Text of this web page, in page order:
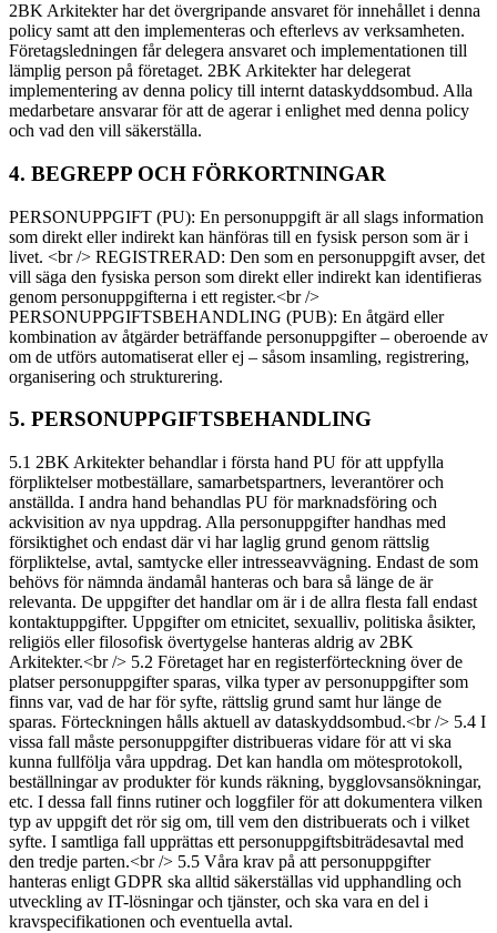
2BK Arkitekter har det övergripande ansvaret för innehållet i denna
policy samt att den implementeras och efterlevs av verksamheten.
Företagsledningen får delegera ansvaret och implementationen till
lämplig person på företaget. 2BK Arkitekter har delegerat
implementering av denna policy till internt dataskyddsombud. Alla
medarbetare ansvarar för att de agerar i enlighet med denna policy
och vad den vill säkerställa.
4. BEGREPP OCH FÖRKORTNINGAR
PERSONUPPGIFT (PU): En personuppgift är all slags information
som direkt eller indirekt kan hänföras till en fysisk person som är i
livet. <br /> REGISTRERAD: Den som en personuppgift avser, det
vill säga den fysiska person som direkt eller indirekt kan identifieras
genom personuppgifterna i ett register.<br />
PERSONUPPGIFTSBEHANDLING (PUB): En åtgärd eller
kombination av åtgärder beträffande personuppgifter – oberoende av
om de utförs automatiserat eller ej – såsom insamling, registrering,
organisering och strukturering.
5. PERSONUPPGIFTSBEHANDLING
5.1 2BK Arkitekter behandlar i första hand PU för att uppfylla
förpliktelser motbeställare, samarbetspartners, leverantörer och
anställda. I andra hand behandlas PU för marknadsföring och
ackvisition av nya uppdrag. Alla personuppgifter handhas med
försiktighet och endast där vi har laglig grund genom rättslig
förpliktelse, avtal, samtycke eller intresseavvägning. Endast de som
behövs för nämnda ändamål hanteras och bara så länge de är
relevanta. De uppgifter det handlar om är i de allra flesta fall endast
kontaktuppgifter. Uppgifter om etnicitet, sexualliv, politiska åsikter,
religiös eller filosofisk övertygelse hanteras aldrig av 2BK
Arkitekter.<br /> 5.2 Företaget har en registerförteckning över de
platser personuppgifter sparas, vilka typer av personuppgifter som
finns var, vad de har för syfte, rättslig grund samt hur länge de
sparas. Förteckningen hålls aktuell av dataskyddsombud.<br /> 5.4 I
vissa fall måste personuppgifter distribueras vidare för att vi ska
kunna fullfölja våra uppdrag. Det kan handla om mötesprotokoll,
beställningar av produkter för kunds räkning, bygglovsansökningar,
etc. I dessa fall finns rutiner och loggfiler för att dokumentera vilken
typ av uppgift det rör sig om, till vem den distribuerats och i vilket
syfte. I samtliga fall upprättas ett personuppgiftsbiträdesavtal med
den tredje parten.<br /> 5.5 Våra krav på att personuppgifter
hanteras enligt GDPR ska alltid säkerställas vid upphandling och
utveckling av IT-lösningar och tjänster, och ska vara en del i
kravspecifikationen och eventuella avtal.